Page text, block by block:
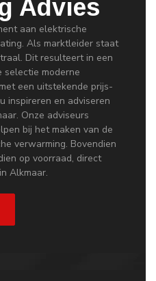
Advies
aan elektrische
Als marktleider staat
Dit resulteert in een
selectie moderne
een uitstekende prijs-
inspireren en adviseren
Onze adviseurs
bij het maken van de
verwarming. Bovendien
op voorraad, direct
Alkmaar.